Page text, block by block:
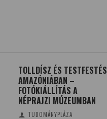
TOLLDÍSZ ÉS TESTFESTÉS
AMAZÓNIÁBAN –
FOTÓKIÁLLÍTÁS A
NÉPRAJZI MÚZEUMBAN
TUDOMÁNYPLÁZA